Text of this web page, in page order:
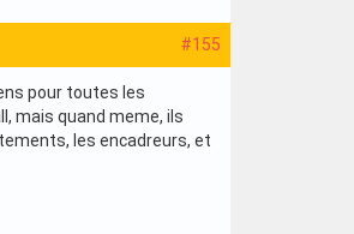
#155
pour toutes les
mais quand meme, ils
les encadreurs, et